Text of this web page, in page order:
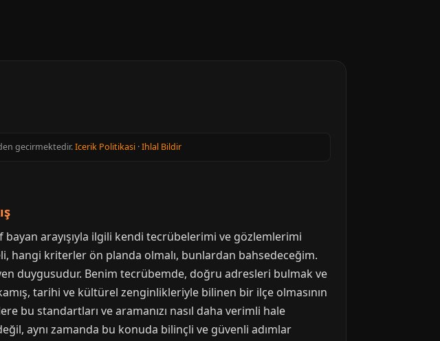
gecirmektedir.Icerik Politikasi ·Ihlal Bildir
arayışıyla ilgili kendi tecrübelerimi ve gözlemlerimi
hangi kriterler ön planda olmalı, bunlardan bahsedeceğim.
duygusudur. Benim tecrübemde, doğru adresleri bulmak ve
tarihi ve kültürel zenginlikleriyle bilinen bir ilçe olmasının
bu standartları ve aramanızı nasıl daha verimli hale
aynı zamanda bu konuda bilinçli ve güvenli adımlar